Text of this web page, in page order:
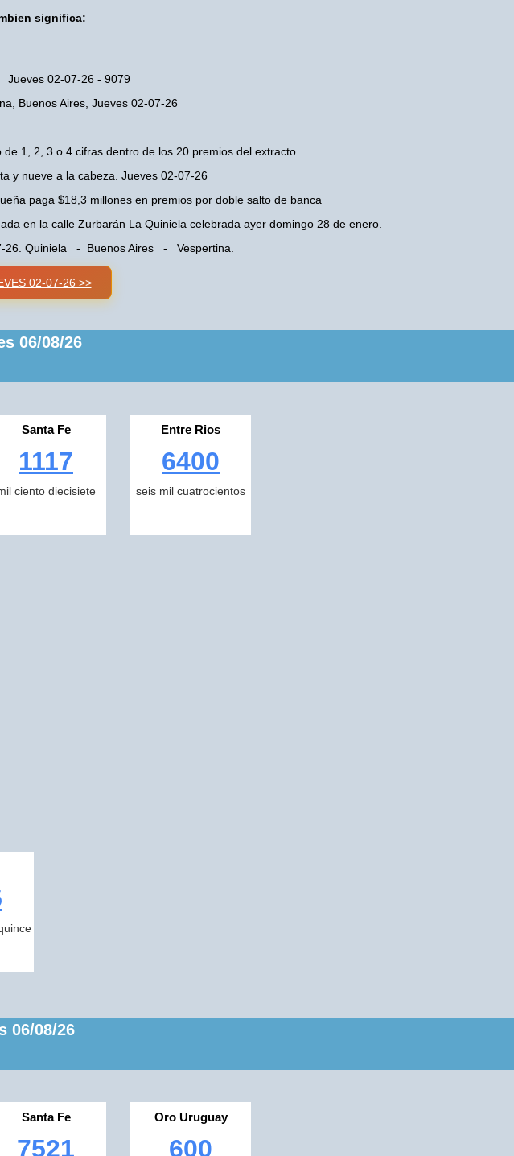
significa:
02-07-26 - 9079
Buenos Aires, Jueves 02-07-26
1, 2, 3 o 4 cifras dentro de los 20 premios del extracto.
y nueve a la cabeza. Jueves 02-07-26
paga $18,3 millones en premios por doble salto de banca
en la calle Zurbarán La Quiniela celebrada ayer domingo 28 de enero.
26. Quiniela - Buenos Aires - Vespertina.
02-07-26 >>
06/08/26
Santa Fe
1117
ciento diecisiete
Entre Rios
6400
seis mil cuatrocientos
06/08/26
Santa Fe
7521
Oro Uruguay
600